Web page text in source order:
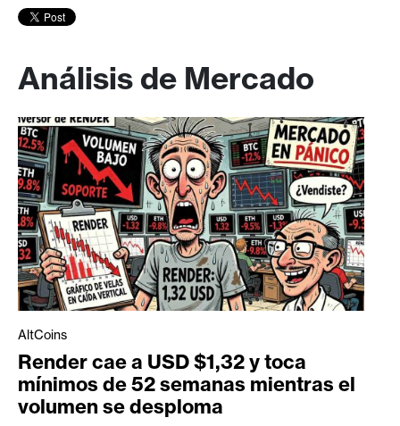
Análisis de Mercado
AltCoins
Render cae a USD $1,32 y toca
mínimos de 52 semanas mientras el
volumen se desploma